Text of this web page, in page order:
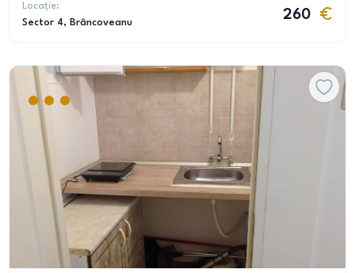
Locație:
Sector 4, Brâncoveanu
260